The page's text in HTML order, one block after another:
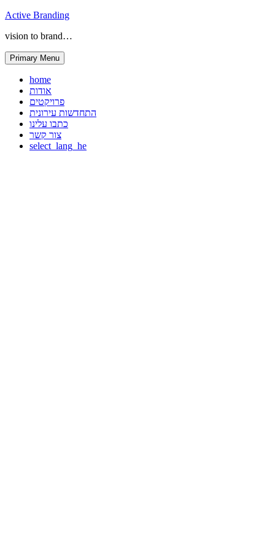
Skip
content
Active Branding
vision to brand…
Primary Menu
home
אודות
פרויקטים
התחדשות עירונית
כתבו עלינו
צור קשר
select_lang_he